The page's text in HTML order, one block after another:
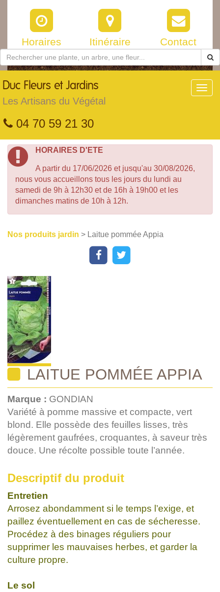
Horaires Itinéraire Contact
Duc Fleurs et Jardins
Les Artisans du Végétal
04 70 59 21 30
HORAIRES D'ETE
A partir du 17/06/2026 et jusqu'au 30/08/2026,
nous vous accueillons tous les jours du lundi au
samedi de 9h à 12h30 et de 16h à 19h00 et les
dimanches matins de 10h à 12h.
Nos produits jardin > Laitue pommée Appia
LAITUE POMMÉE APPIA
Marque : GONDIAN
Variété à pomme massive et compacte, vert
blond. Elle possède des feuilles lisses, très
légèrement gaufrées, croquantes, à saveur très
douce. Une récolte possible toute l’année.
Descriptif du produit
Entretien
Arrosez abondamment si le temps l’exige, et
paillez éventuellement en cas de sécheresse.
Procédez à des binages réguliers pour
supprimer les mauvaises herbes, et garder la
culture propre.
Le sol